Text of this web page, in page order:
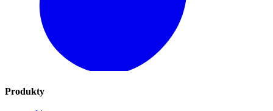
Produkty